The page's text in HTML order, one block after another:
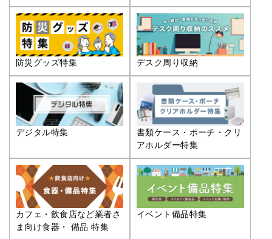
防災グッズ特集 デスク周り収納
デジタル特集
書類ケース・ポーチ・クリ
アホルダー特集
カフェ・飲食店など業者さ
ま向け食器・ 備品 特集
イベント備品特集